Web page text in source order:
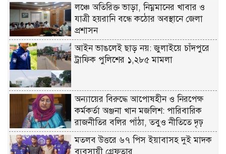
লঞ্চে অতিরিক্ত ভাড়া, নিম্নমানের খাবার ও
যাত্রী হয়রানি বন্ধে কঠোর অবস্থানে জেলা
প্রশাসন
আইন ভাঙলেই ছাড় নয়: জুলাইয়ে চাঁদপুরে
ট্রাফিক পুলিশের ১,২৮৫ মামলা
অন্যায়ের বিরুদ্ধে আপোষহীন ও নিরপেক্ষ
কর্মকর্তা অঞ্জনা খান মজলিশ: পারিবারিক
রাজনীতির বলির পাঁঠা, তবুও নীতিতে দৃঢ়
মতলব উত্তরে ৬৭ পিস ইয়াবাসহ দুই মাদক
ব্যবসায়ী গ্রেফতার